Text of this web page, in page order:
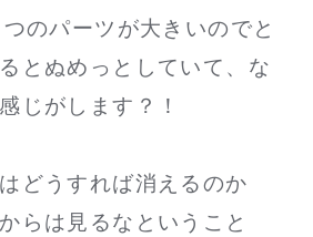
のパーツが大きいのでと
とぬめっとしていて、な
じがします？！
どうすれば消えるのか
らは見るなということ